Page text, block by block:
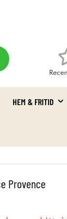
HEM & FRITID
Provence